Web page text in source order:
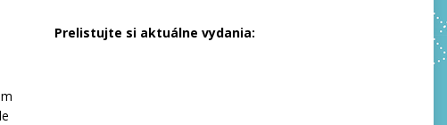
Prelistujte si aktuálne vydania: